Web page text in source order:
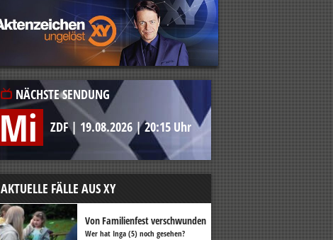
NÄCHSTE SENDUNG
Mi ZDF| 19.08.2026 |20:15 Uhr
AKTUELLE FÄLLE AUS XY
Von Familienfest verschwunden
Wer hat Inga (5) noch gesehen?